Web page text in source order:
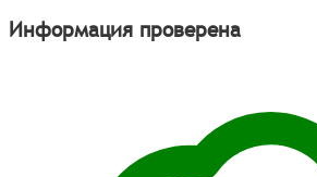
Информация проверена